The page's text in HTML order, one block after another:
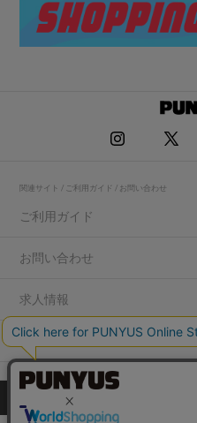
関連サイト / ご利用ガイド / お問い合わせ
ご利用ガイド
お問い合わせ
求人情報
店舗一覧
プライバシーポリシー